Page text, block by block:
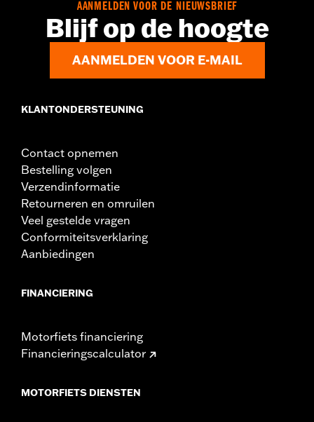
AANMELDEN VOOR DE NIEUWSBRIEF
Blijf op de hoogte
AANMELDEN VOOR E-MAIL
KLANTONDERSTEUNING
Contact opnemen
Bestelling volgen
Verzendinformatie
Retourneren en omruilen
Veel gestelde vragen
Conformiteitsverklaring
Aanbiedingen
FINANCIERING
Motorfiets financiering
Financieringscalculator
MOTORFIETS DIENSTEN